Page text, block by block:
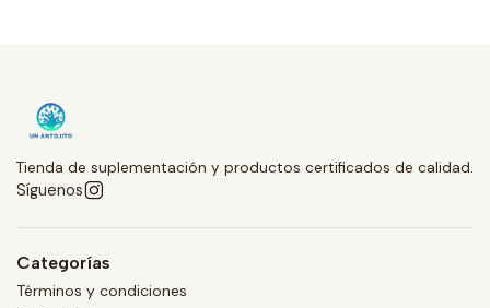
Tienda de suplementación y productos certificados de calidad.
Síguenos
Categorías
Términos y condiciones